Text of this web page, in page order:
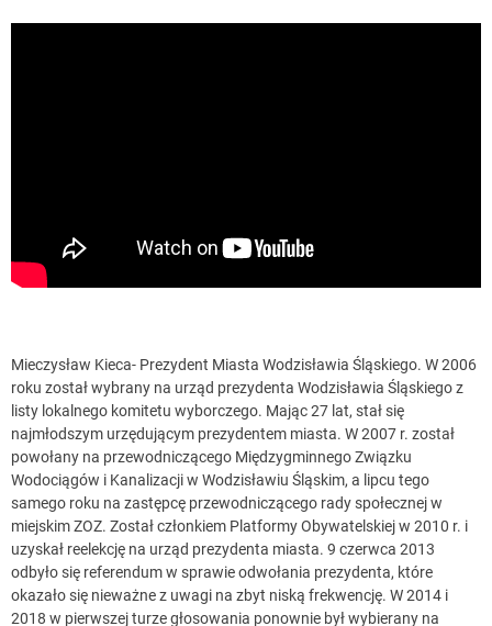
Mieczysław Kieca- Prezydent Miasta Wodzisławia Śląskiego. W 2006
roku został wybrany na urząd prezydenta Wodzisławia Śląskiego z
listy lokalnego komitetu wyborczego. Mając 27 lat, stał się
najmłodszym urzędującym prezydentem miasta. W 2007 r. został
powołany na przewodniczącego Międzygminnego Związku
Wodociągów i Kanalizacji w Wodzisławiu Śląskim, a lipcu tego
samego roku na zastępcę przewodniczącego rady społecznej w
miejskim ZOZ. Został członkiem Platformy Obywatelskiej w 2010 r. i
uzyskał reelekcję na urząd prezydenta miasta. 9 czerwca 2013
odbyło się referendum w sprawie odwołania prezydenta, które
okazało się nieważne z uwagi na zbyt niską frekwencję. W 2014 i
2018 w pierwszej turze głosowania ponownie był wybierany na